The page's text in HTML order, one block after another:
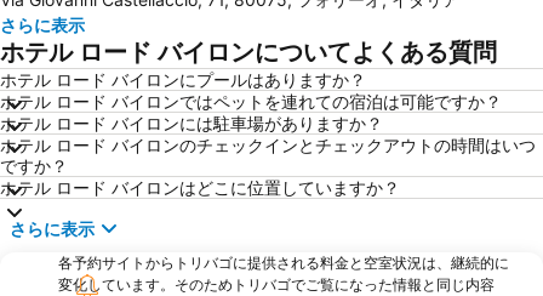
Via Toledo
Piazza Bellini
Stazione di Sorrento
Porto di Ischia
Via Chiaia
Piazza del Plebiscito
Spaccanapoli
Marina Grande
Funiculare di Mergellina
Palazzo Reale
Castel Nuovo
Teatro Bellini
Mercatini di Natale San Gregorio Armeno
さらに表示
ホテル ロード バイロンについてよくある質問
ホテル ロード バイロンにプールはありますか？
ホテル ロード バイロンではペットを連れての宿泊は可能ですか？
ホテル ロード バイロンには駐車場がありますか？
ホテル ロード バイロンのチェックインとチェックアウトの時間はいつ
ですか？
ホテル ロード バイロンはどこに位置していますか？
さらに表示
各予約サイトからトリバゴに提供される料金と空室状況は、継続的に
変化しています。そのためトリバゴでご覧になった情報と同じ内容